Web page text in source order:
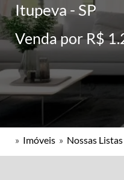
Itupeva - SP
Venda por R$
» Imóveis » Nossas Listas